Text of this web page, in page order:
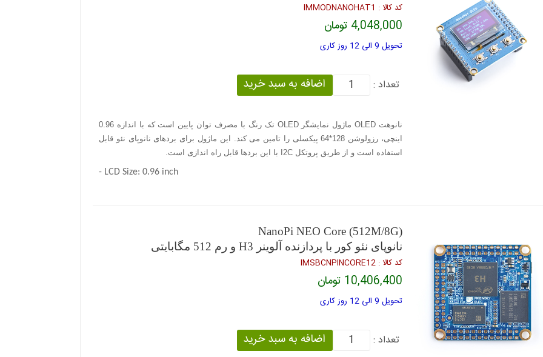
كد كالا : IMMODNANOHAT1
4,048,000 تومان
تحویل 9 الی 12 روز کاری
تعداد :
نانوهت OLED ماژول نمایشگر OLED تک رنگ با مصرف توان پایین است که با اندازه 0.96
اینچی، رزولوشن 128*64 پیکسلی را تامین می کند. این ماژول برای بردهای نانوپای نئو قابل
استفاده است و از طریق پروتکل I2C با این بردها قابل راه اندازی است.
- LCD Size: 0.96 inch
NanoPi NEO Core (512M/8G)
نانوپای نئو کور با پردازنده آلوینر H3 و رم 512 مگابایتی
كد كالا : IMSBCNPINCORE12
10,406,400 تومان
تحویل 9 الی 12 روز کاری
تعداد :